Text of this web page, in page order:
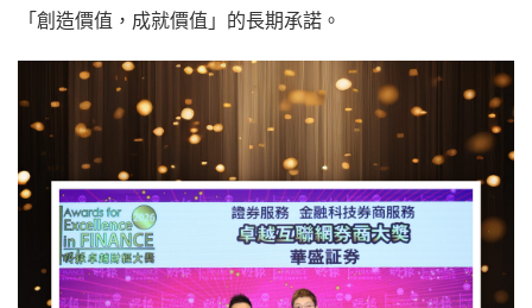
「創造價值，成就價值」的長期承諾。